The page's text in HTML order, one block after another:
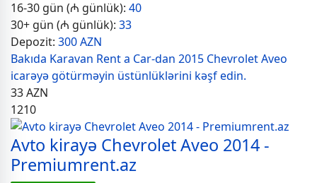
16-30 gün (₼ günlük): 40
30+ gün (₼ günlük): 33
Depozit: 300 AZN
Bakıda Karavan Rent a Car-dan 2015 Chevrolet Aveo
icarəyə götürməyin üstünlüklərini kəşf edin.
33AZN
1210
Avto kirayə Chevrolet Aveo 2014 -
Premiumrent.az